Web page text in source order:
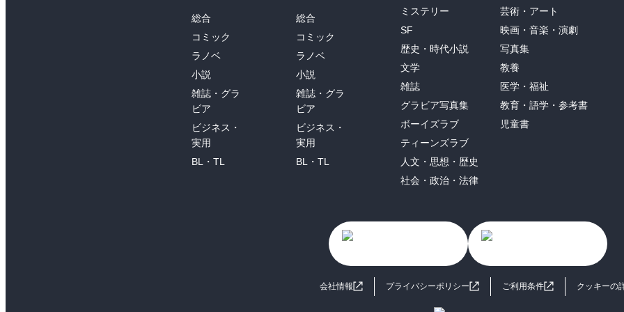
総合
コミック
ラノベ
小説
雑誌・グラ
ビア
ビジネス・
実用
BL・TL
総合
コミック
ラノベ
小説
雑誌・グラ
ビア
ビジネス・
実用
BL・TL
ミステリー
SF
歴史・時代小説
文学
雑誌
グラビア写真集
ボーイズラブ
ティーンズラブ
人文・思想・歴史
社会・政治・法律
芸術・アート
映画・音楽・演劇
写真集
教養
医学・福祉
教育・語学・参考書
児童書
会社情報 プライバシーポリシー ご利用条件 クッキーの